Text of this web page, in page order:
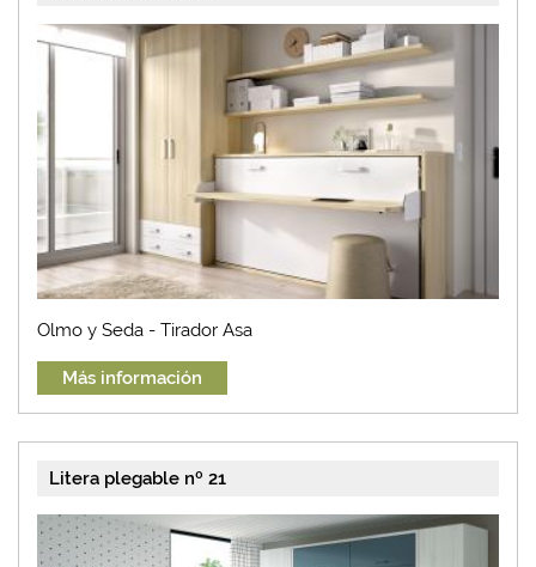
Olmo y Seda - Tirador Asa
Más información
Litera plegable nº 21